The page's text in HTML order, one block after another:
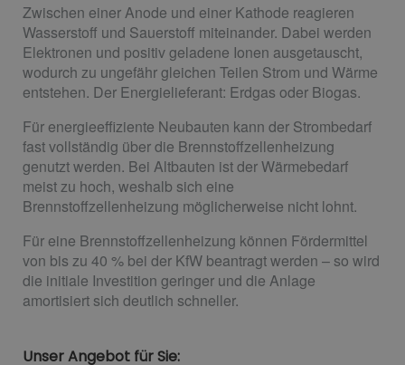
Zwischen einer Anode und einer Kathode reagieren
Wasserstoff und Sauerstoff miteinander. Dabei werden
Elektronen und positiv geladene Ionen ausgetauscht,
wodurch zu ungefähr gleichen Teilen Strom und Wärme
entstehen. Der Energielieferant: Erdgas oder Biogas.
Für energieeffiziente Neubauten kann der Strombedarf
fast vollständig über die Brennstoffzellenheizung
genutzt werden. Bei Altbauten ist der Wärmebedarf
meist zu hoch, weshalb sich eine
Brennstoffzellenheizung möglicherweise nicht lohnt.
Für eine Brennstoffzellenheizung können Fördermittel
von bis zu 40 % bei der KfW beantragt werden – so wird
die initiale Investition geringer und die Anlage
amortisiert sich deutlich schneller.
Unser Angebot für Sie: